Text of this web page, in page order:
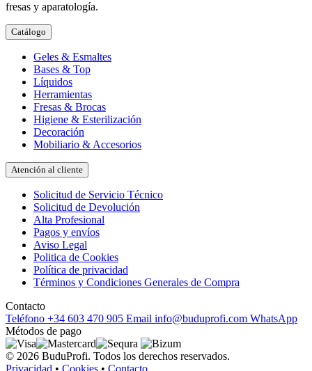
fresas y aparatología.
Catálogo
Geles & Esmaltes
Bases & Top
Líquidos
Herramientas
Fresas & Brocas
Higiene & Esterilización
Decoración
Mobiliario & Accesorios
Atención al cliente
Solicitud de Servicio Técnico
Solicitud de Devolución
Alta Profesional
Pagos y envíos
Aviso Legal
Politica de Cookies
Política de privacidad
Términos y Condiciones Generales de Compra
Contacto
Teléfono +34 603 470 905 Email info@buduprofi.com WhatsApp
Métodos de pago
© 2026 BuduProfi. Todos los derechos reservados.
Privacidad • Cookies • Contacto